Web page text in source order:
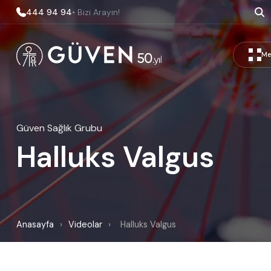
444 94 94• Bizi Arayın!
Güven Sağlık Grubu
Halluks Valgus
Anasayfa › Videolar › Halluks Valgus